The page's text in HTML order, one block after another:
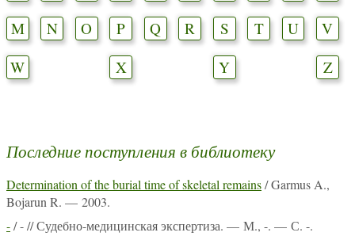
M
N O P Q R S T U
V
W
X Y Z
Последние поступления в библиотеку
Determination of the burial time of skeletal remains/ Garmus A.,
Bojarun R. — 2003.
-/ - // Судебно-медицинская экспертиза. — М., -. — С. -.